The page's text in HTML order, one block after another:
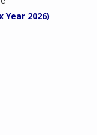
Year 2026)